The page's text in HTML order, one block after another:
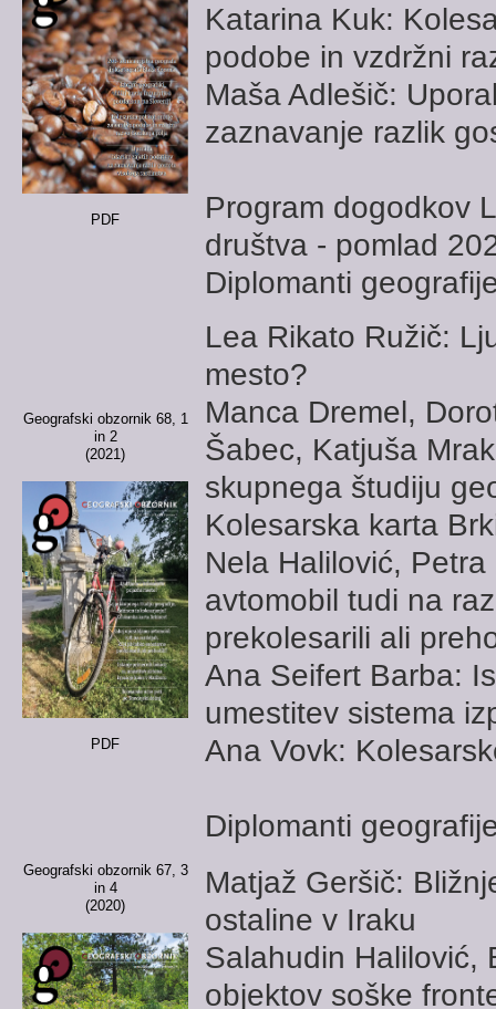
PDF
Katarina Kuk:
podobe in vzdržni
Maša Adlešič:
zaznavanje razlik
Program dogodkov
društva - pomlad
Diplomanti
Geografski obzornik 68, 1
in 2
(2021)
PDF
Lea Rikato Ružič:
mesto?
Manca Dremel,
Šabec, Katjuša
skupnega študiju
Kolesarska karta
Nela Halilović,
avtomobil tudi na
prekolesarili ali
Ana Seifert Barba:
umestitev sistema
Ana Vovk:
Diplomanti
Geografski obzornik 67, 3
in 4
(2020)
Matjaž Geršič:
ostaline v Iraku
Salahudin Halilović,
objektov soške